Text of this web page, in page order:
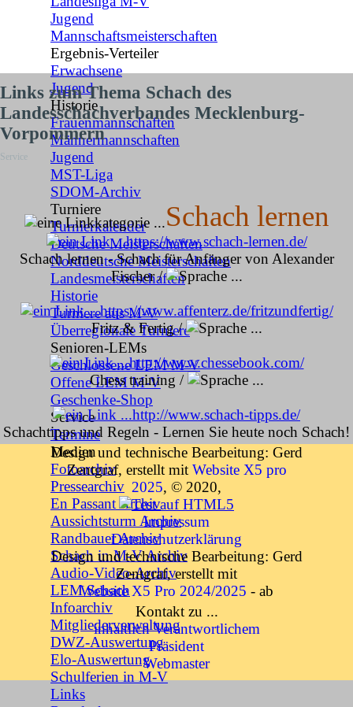
Jugend
Mannschaftsmeisterschaften
Ergebnis-Verteiler▼
Erwachsene
Jugend
Historie
Frauenmannschaften
Männermannschaften
Jugend
MST-Liga
SDOM-Archiv
Turniere
Turnierkalender
Deutsche Meisterschaften
Norddeutsche Meisterschaften
Landesmeisterschaften
Historie
Turniere aus M-V
Überregionale Turniere
Senioren-LEMs
Geschlossene LEM M-V
Offene LEM M-V
Geschenke-Shop
Service▼
Termine
Medien ▼
Fotoarchiv
Pressearchiv
En Passant Archiv
Aussichtsturm Archiv
Randbauer Archiv
Schach in M-V Archiv
Audio-Video-Archiv
LEM Schach
Infoarchiv
Mitgliederverwaltung
DWZ-Auswertung
Elo-Auswertung
Schulferien in M-V
Links
Links zum Thema Schach des
Landesschachverbandes Mecklenburg-
Vorpommern
Service
Schach lernen
https://www.schach-lernen.de/
Schach lernen - Schach für Anfänger von Alexander
Fischer /
https://www.affenterz.de/fritzundfertig/
Fritz & Fertig /
http://www.chessebook.com/
Chess training /
http://www.schach-tipps.de/
Schachtipps und Regeln - Lernen Sie heute noch Schach!
/
http://www.onlineschach.eu/
Schach online spielen /
https://www.spielezar.ch/blog/spielregeln/schachregeln-in-
10-schritten
10 teilige Serie zu den Schachregeln, mit vielen Grafiken
angereichert, mit interaktiven Quiz und Diplomtest -
kostenloser Schachkurs /
Landesverbände
Design und technische Bearbeitung: Gerd
Zentgraf, erstellt mit Website X5 pro
2025, © 2020,
Impressum
Datenschutzerklärung
Design und technische Bearbeitung: Gerd
Zentgraf, erstellt mit
Website X5 Pro 2024/2025 - ab
01.07.2024
Kontakt zu ...
inhaltlich Verantwortlichem
Präsident
Webmaster
Zurück zum Seiteninhalt